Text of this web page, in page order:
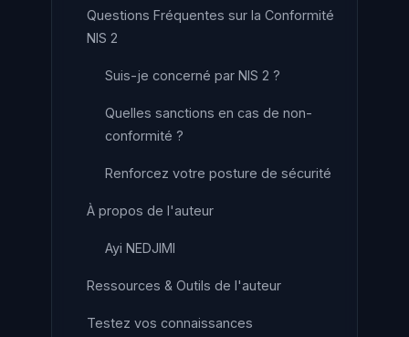
Questions Fréquentes sur la Conformité
NIS 2
Suis-je concerné par NIS 2 ?
Quelles sanctions en cas de non-
conformité ?
Renforcez votre posture de sécurité
À propos de l'auteur
Ayi NEDJIMI
Ressources & Outils de l'auteur
Testez vos connaissances